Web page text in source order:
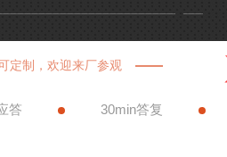
定制，欢迎来厂参观
答 30min答复